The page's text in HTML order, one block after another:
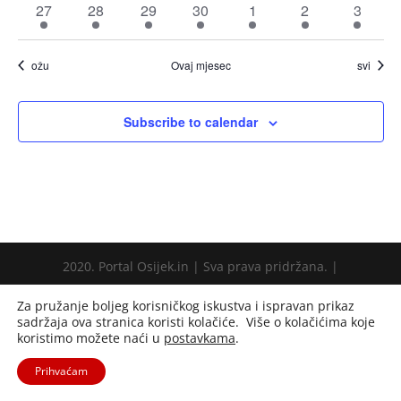
1
događaj
27
2
događaji
28
2
događaji
29
2
događaji
30
2
događaji
1
1
događaj
2
1
3
ožu Ovaj mjesec svi
Subscribe to calendar
2020. Portal Osijek.in | Sva prava pridržana. |
Za pružanje boljeg korisničkog iskustva i ispravan prikaz
sadržaja ova stranica koristi kolačiće. Više o kolačićima koje
koristimo možete naći u postavkama.
Prihvaćam